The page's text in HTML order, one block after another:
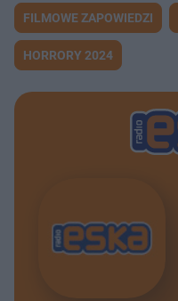
FILMOWE ZAPOWIEDZI
HORRORY 2024